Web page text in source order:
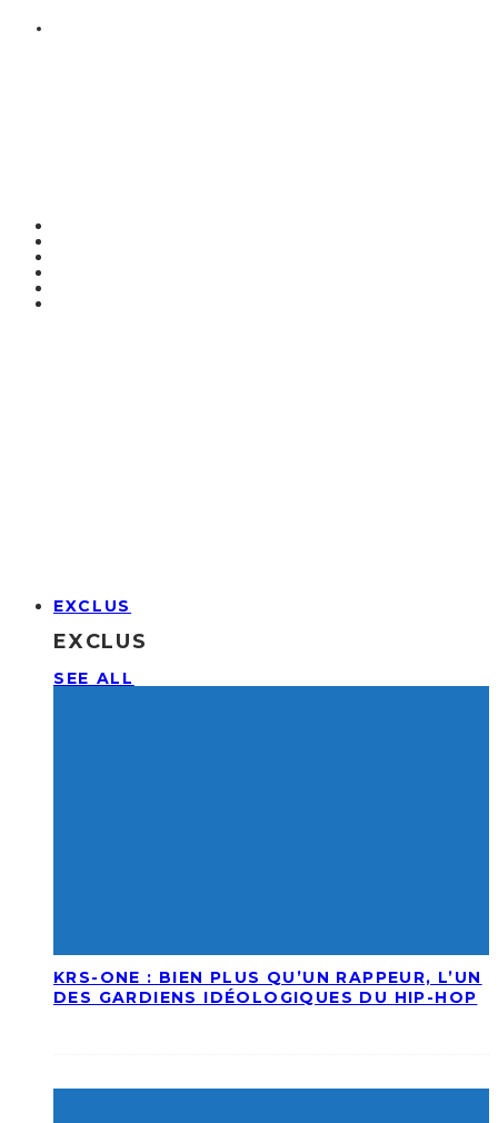
EXCLUS
EXCLUS
SEE ALL
KRS-ONE : BIEN PLUS QU’UN RAPPEUR, L’UN
DES GARDIENS IDÉOLOGIQUES DU HIP-HOP